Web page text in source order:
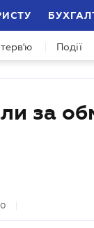
Події
за
0